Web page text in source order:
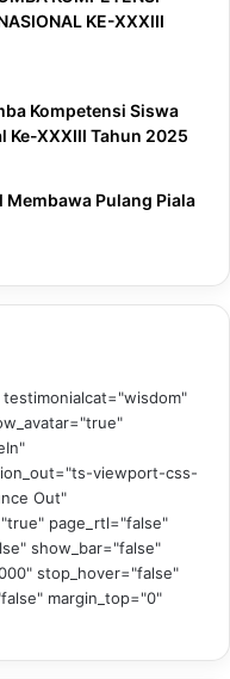
KE-XXXIII
Kompetensi Siswa
Ke-XXXIII Tahun 2025
Membawa Pulang Piala
testimonialcat="wisdom"
viewport-css-
Out"
page_rtl="false"
show_bar="false"
stop_hover="false"
margin_top="0"